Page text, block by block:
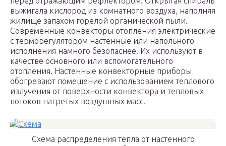
выжигала кислород из комнатного воздуха, наполняя
жилище запахом горелой органической пыли.
Современные конвекторы отопления электрические
с терморегулятором настенные или напольного
исполнения намного безопаснее. Их используют в
качестве основного или вспомогательного
отопления. Настенные конвекторные приборы
обогревают помещение с использованием теплового
излучения от поверхности конвектора и тепловых
потоков нагретых воздушных масс.
Схема распределения тепла от настенного